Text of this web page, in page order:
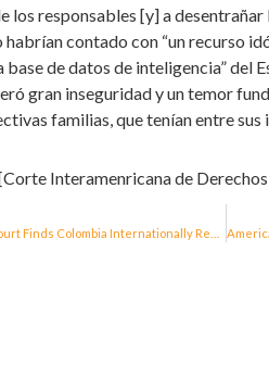
los responsables [y] a
contado con “un recurso
de datos de inteligencia” del
gran inseguridad y un temor
familias, que tenían entre sus
Interamenricana de